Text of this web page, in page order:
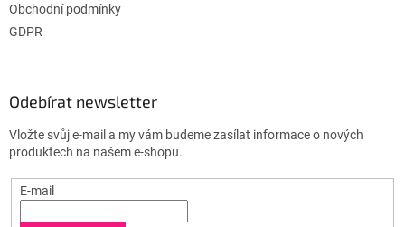
Obchodní podmínky
GDPR
Odebírat newsletter
Vložte svůj e-mail a my vám budeme zasílat informace o nových
produktech na našem e-shopu.
E-mail